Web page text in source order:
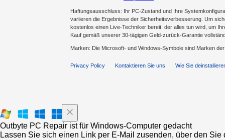
Haftungsausschluss: Ihr PC-Zustand und Ihre
variieren die Ergebnisse der Sicherheitsverbesserung. Um
kostenlos einen Live-Techniker bereit, der alles tun wird, um
Kauf gemäß unserer 30-tägigen Geld-zurück-Garantie
Marken: Die Microsoft- und Windows-Symbole sind Marken
Privacy Policy Kontaktieren Sie uns Wie Sie
Outbyte PC Repair ist für Windows-Computer gedacht
Lassen Sie sich einen Link per E-Mail zusenden, über den